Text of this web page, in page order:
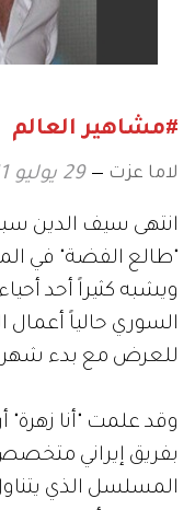
#مشاهير العالم
لاما عزت 29 يوليو 2011
انتهى سيف الدين
"طالع الفضة" في
ويشبه كثيراً أحد
السوري حالياً أعمال
للعرض مع بدء شهر
وقد علمت "أنا زهرة"
بفريق إيراني
المسلسل الذي